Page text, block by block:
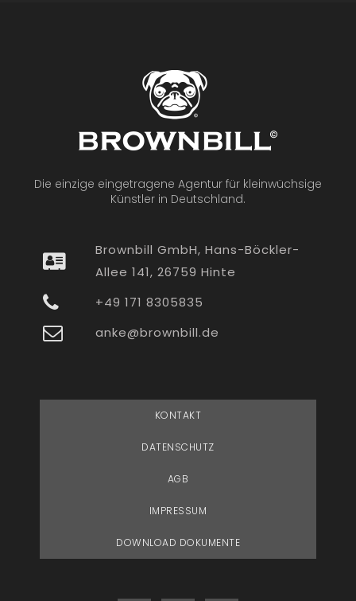
Die einzige eingetragene Agentur für kleinwüchsige
Künstler in Deutschland.
Brownbill GmbH, Hans-Böckler-
Allee 141, 26759 Hinte
+49 171 8305835
anke@brownbill.de
KONTAKT
DATENSCHUTZ
AGB
IMPRESSUM
DOWNLOAD DOKUMENTE